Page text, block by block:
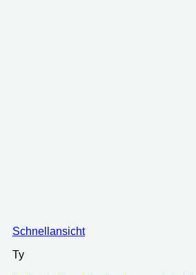
Schnellansicht
Ty